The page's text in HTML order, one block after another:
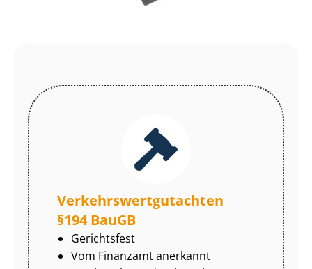
Ver­kehrs­wert­gut­ach­ten
§194 BauGB
Gerichtsfest
Vom Finanzamt anerkannt